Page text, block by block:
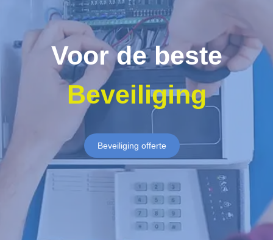
Voor de beste
Beveiliging
Beveiliging offerte